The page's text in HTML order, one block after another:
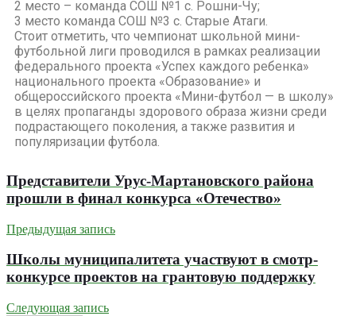
2 место – команда СОШ №1 с. Рошни-Чу;
3 место команда СОШ №3 с. Старые Атаги.
Стоит отметить, что чемпионат школьной мини-
футбольной лиги проводился в рамках реализации
федерального проекта «Успех каждого ребенка»
национального проекта «Образование» и
общероссийского проекта «Мини-футбол — в школу»
в целях пропаганды здорового образа жизни среди
подрастающего поколения, а также развития и
популяризации футбола.
Представители Урус-Мартановского района
прошли в финал конкурса «Отечество»
Предыдущая запись
Школы муниципалитета участвуют в смотр-
конкурсе проектов на грантовую поддержку
Следующая запись